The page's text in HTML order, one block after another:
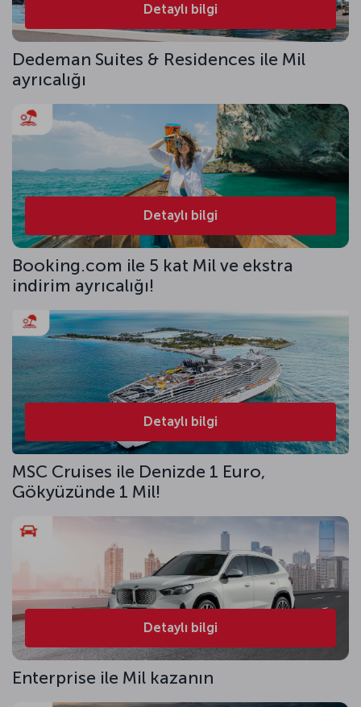
Detaylı bilgi
Dedeman Suites & Residences ile Mil
ayrıcalığı
Detaylı bilgi
Booking.com ile 5 kat Mil ve ekstra
indirim ayrıcalığı!
Detaylı bilgi
MSC Cruises ile Denizde 1 Euro,
Gökyüzünde 1 Mil!
Detaylı bilgi
Enterprise ile Mil kazanın